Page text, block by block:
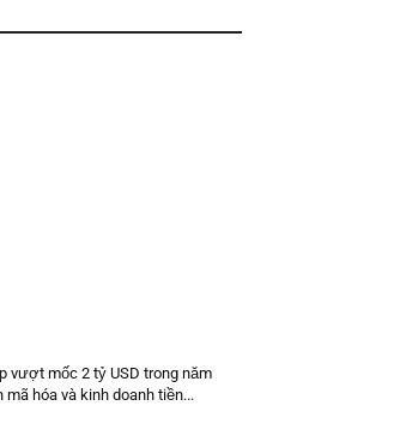
vượt mốc 2 tỷ USD trong năm
hóa và kinh doanh tiền...